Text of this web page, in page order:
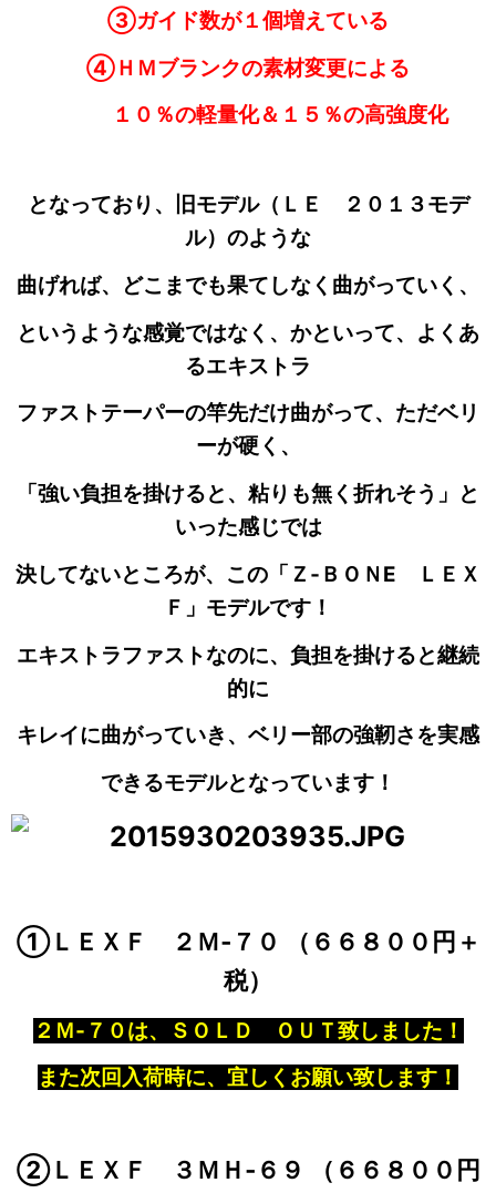
③ガイド数が１個増えている
④ＨＭブランクの素材変更による
１０％の軽量化＆１５％の高強度化
となっており、旧モデル（ＬＥ ２０１３モデ
ル）のような
曲げれば、どこまでも果てしなく曲がっていく、
というような感覚ではなく、かといって、よくあ
るエキストラ
ファストテーパーの竿先だけ曲がって、ただベリ
ーが硬く、
「強い負担を掛けると、粘りも無く折れそう」と
いった感じでは
決してないところが、この「Ｚ‐ＢＯＮE ＬＥＸ
Ｆ」モデルです！
エキストラファストなのに、負担を掛けると継続
的に
キレイに曲がっていき、ベリー部の強靭さを実感
できるモデルとなっています！
①ＬＥＸＦ ２Ｍ‐７０ （６６８００円＋
税）
２Ｍ‐７０は、ＳＯＬＤ ＯＵＴ致しました！
また次回入荷時に、宜しくお願い致します！
②ＬＥＸＦ ３ＭＨ‐６９ （６６８００円